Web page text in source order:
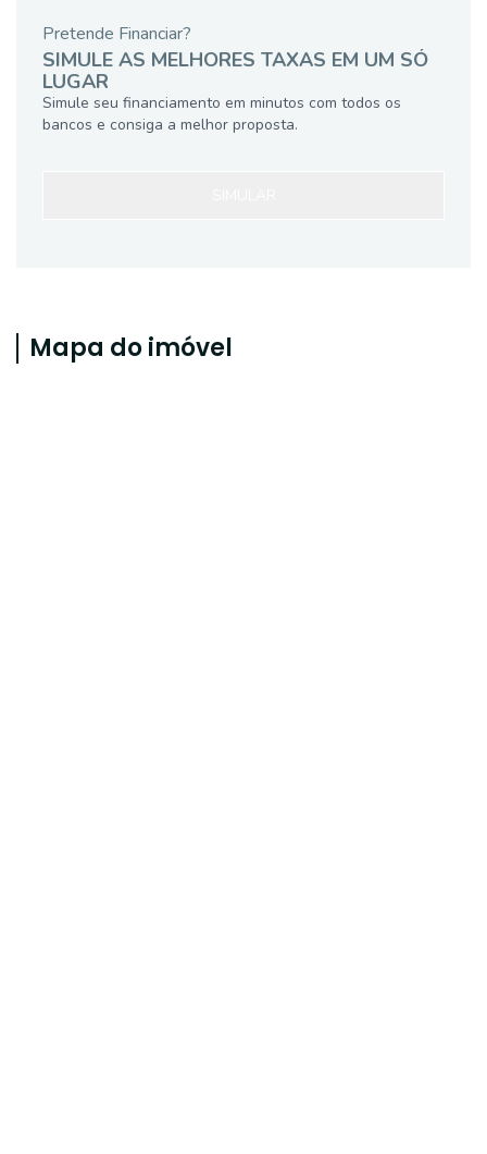
Pretende Financiar?
SIMULE AS MELHORES TAXAS EM UM SÓ
LUGAR
Simule seu financiamento em minutos com todos os
bancos e consiga a melhor proposta.
Mapa do imóvel